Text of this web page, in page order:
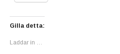
Gilla detta:
Laddar in …